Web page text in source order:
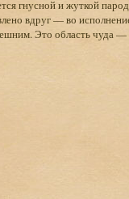
гнусной и жуткой
вдруг — во
Это область чуда